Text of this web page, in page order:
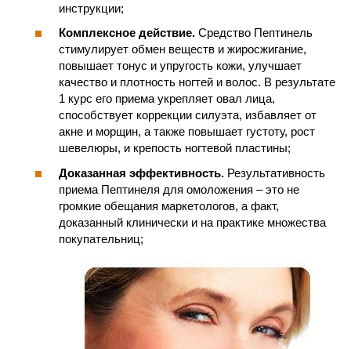
инструкции;
Комплексное действие. Средство Пептинель
стимулирует обмен веществ и жиросжигание,
повышает тонус и упругость кожи, улучшает
качество и плотность ногтей и волос. В результате
1 курс его приема укрепляет овал лица,
способствует коррекции силуэта, избавляет от
акне и морщин, а также повышает густоту, рост
шевелюры, и крепость ногтевой пластины;
Доказанная эффективность. Результативность
приема Пептинеля для омоложения – это не
громкие обещания маркетологов, а факт,
доказанный клинически и на практике множества
покупательниц;